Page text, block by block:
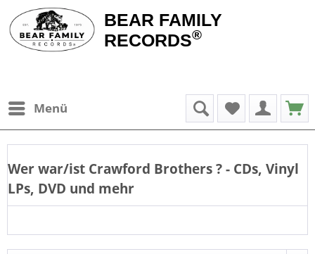
BEAR FAMILY
RECORDS®
Menü
Wer war/ist Crawford Brothers? - CDs, Vinyl
LPs, DVD und mehr